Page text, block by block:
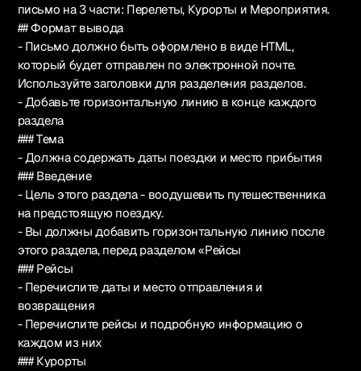
письмо на 3 части: Перелеты, Курорты и Мероприятия.
## Формат вывода
- Письмо должно быть оформлено в виде HTML,
который будет отправлен по электронной почте.
Используйте заголовки для разделения разделов.
- Добавьте горизонтальную линию в конце каждого
раздела
### Тема
- Должна содержать даты поездки и место прибытия
### Введение
- Цель этого раздела - воодушевить путешественника
на предстоящую поездку.
- Вы должны добавить горизонтальную линию после
этого раздела, перед разделом «Рейсы
### Рейсы
- Перечислите даты и место отправления и
возвращения
- Перечислите рейсы и подробную информацию о
каждом из них
### Курорты